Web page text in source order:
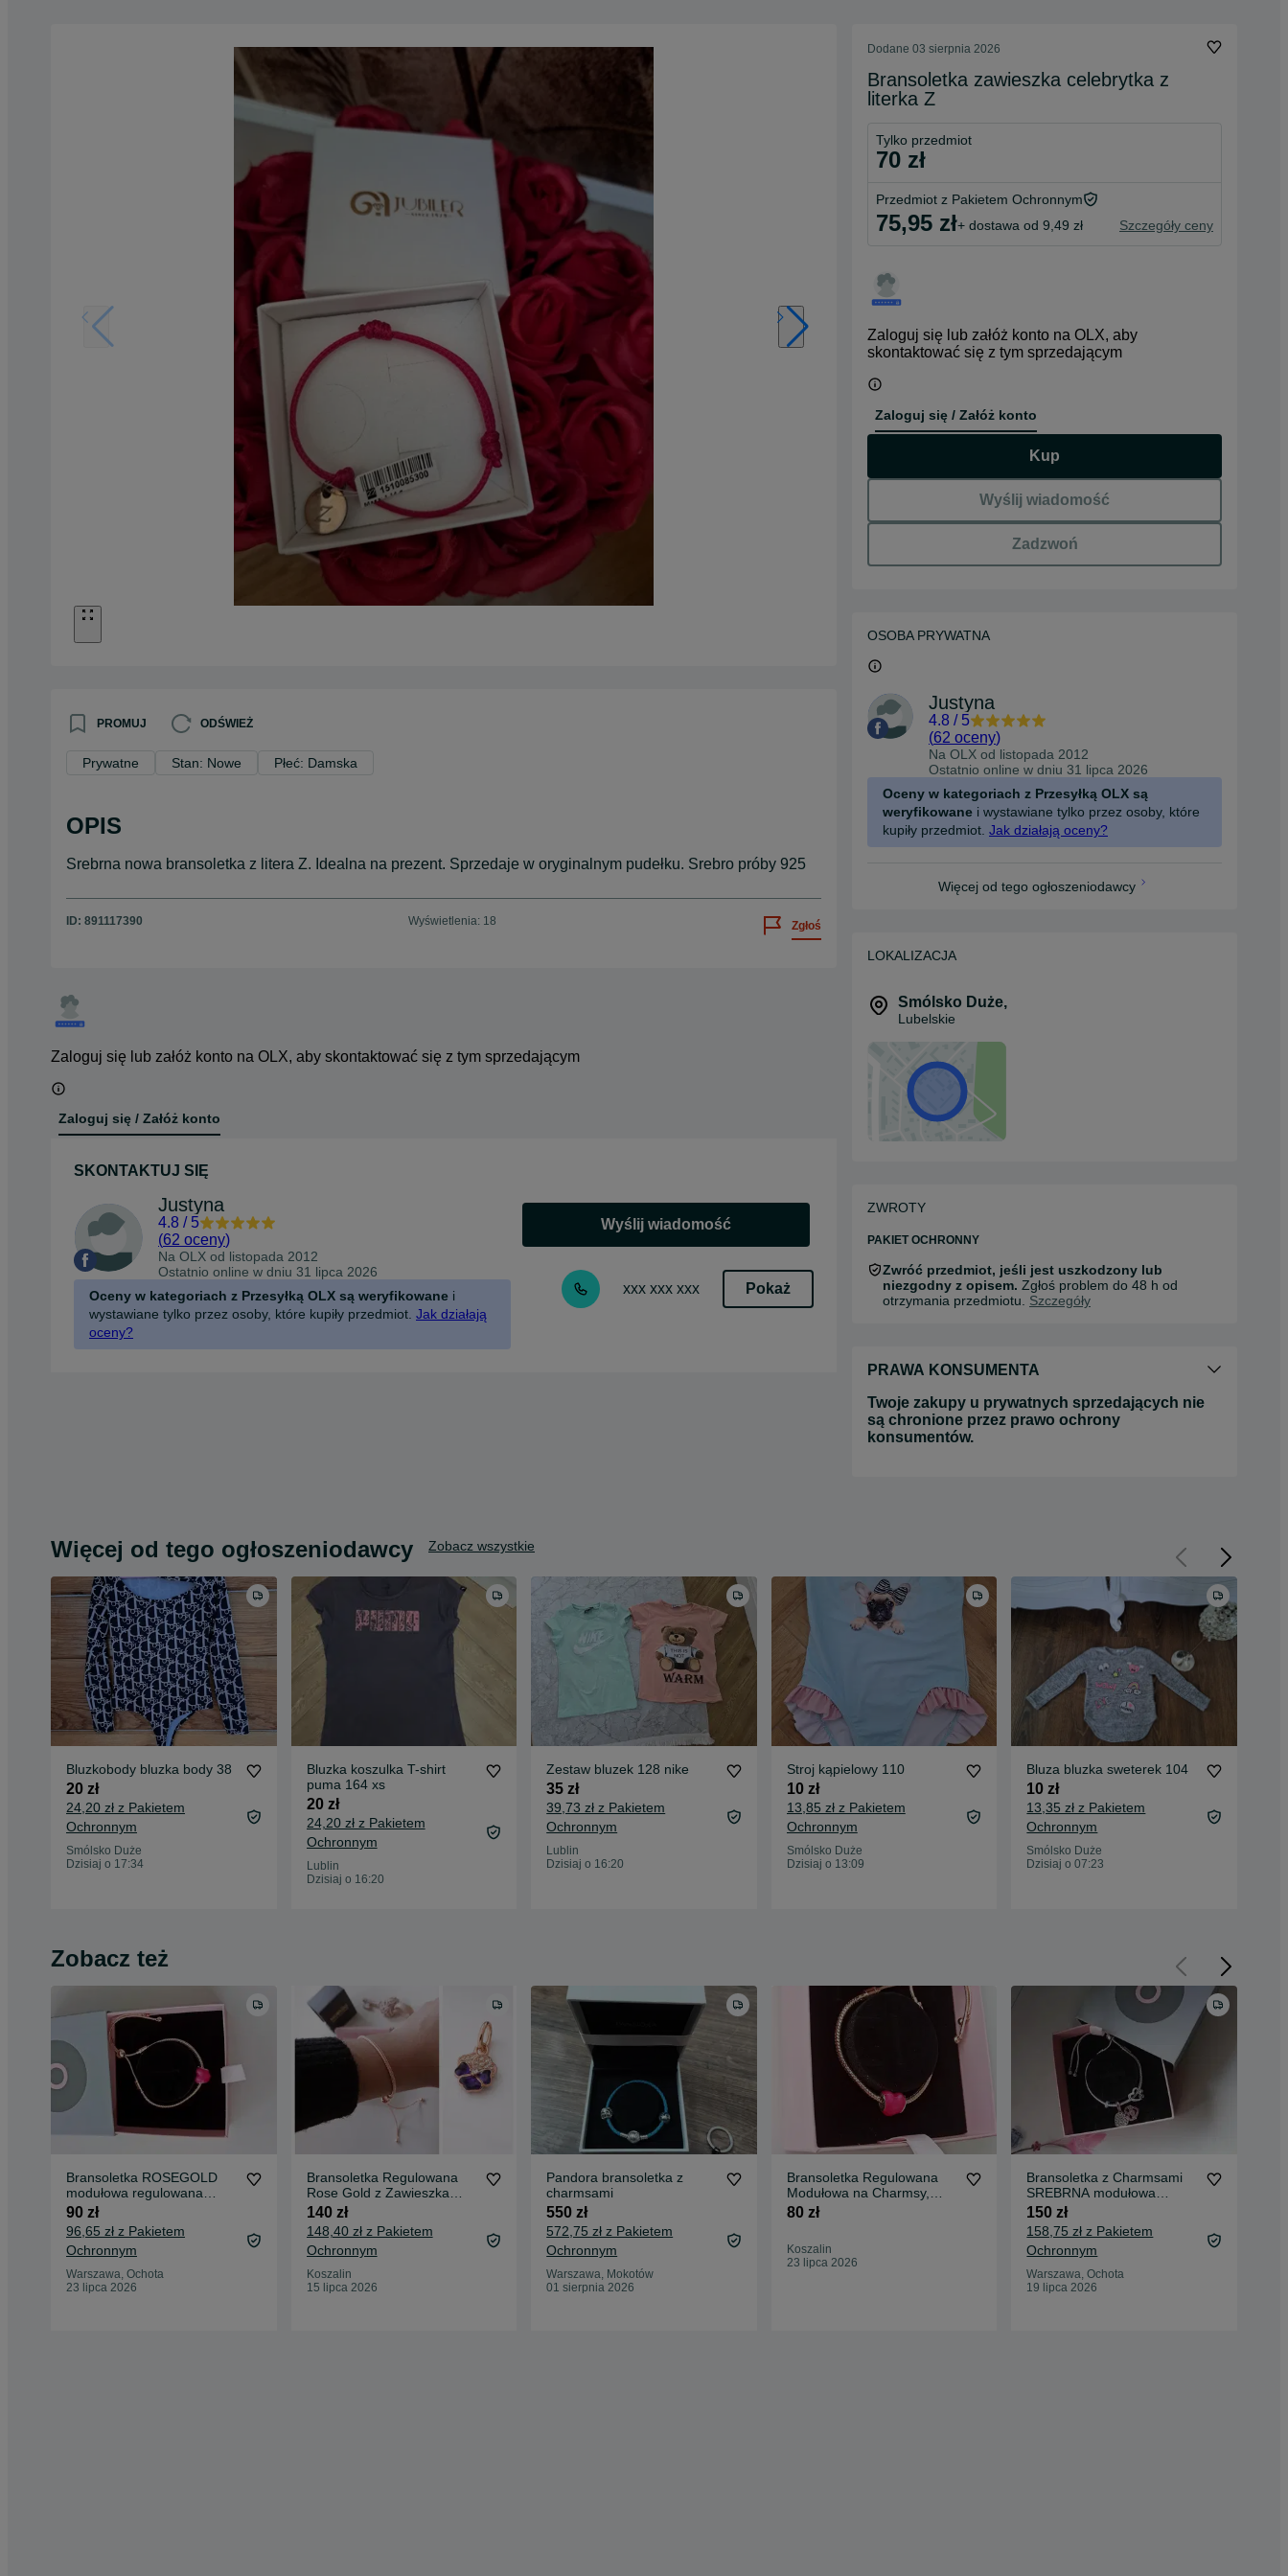
PROMUJ ODŚWIEŻ
Prywatne Stan: Nowe Płeć: Damska
OPIS
Srebrna nowa bransoletka z litera Z. Idealna na prezent. Sprzedaje w oryginalnym pudełku. Srebro próby 925
ID: 891117390 Wyświetlenia: 18 Zgłoś
Zaloguj się lub załóż konto na OLX, aby skontaktować się z tym sprzedającym
Zaloguj się / Załóż konto
SKONTAKTUJ SIĘ
Justyna
4.8 / 5
(62 oceny)
Na OLX od listopada 2012
Ostatnio online w dniu 31 lipca 2026
Oceny w kategoriach z Przesyłką OLX są weryfikowane i
wystawiane tylko przez osoby, które kupiły przedmiot. Jak działają
oceny?
Wyślij wiadomość
xxx xxx xxx Pokaż
Dodane 03 sierpnia 2026
Bransoletka zawieszka celebrytka z
literka Z
Tylko przedmiot
70 zł
Przedmiot z Pakietem Ochronnym
75,95 zł+ dostawa od 9,49 zł Szczegóły ceny
Zaloguj się lub załóż konto na OLX, aby
skontaktować się z tym sprzedającym
Zaloguj się / Załóż konto
Kup
Wyślij wiadomość
Zadzwoń
OSOBA PRYWATNA
Justyna
4.8 / 5
(62 oceny)
Na OLX od listopada 2012
Ostatnio online w dniu 31 lipca 2026
Oceny w kategoriach z Przesyłką OLX są
weryfikowane i wystawiane tylko przez osoby, które
kupiły przedmiot. Jak działają oceny?
Więcej od tego ogłoszeniodawcy
LOKALIZACJA
Smólsko Duże,
Lubelskie
ZWROTY
PAKIET OCHRONNY
Zwróć przedmiot, jeśli jest uszkodzony lub
niezgodny z opisem. Zgłoś problem do 48 h od
otrzymania przedmiotu. Szczegóły
PRAWA KONSUMENTA
Twoje zakupy u prywatnych sprzedających nie
są chronione przez prawo ochrony
konsumentów.
Więcej od tego ogłoszeniodawcy Zobacz wszystkie
Bluzkobody bluzka body 38
20 zł
24,20 zł z Pakietem
Ochronnym
Smólsko Duże
Dzisiaj o 17:34
Bluzka koszulka T-shirt
puma 164 xs
20 zł
24,20 zł z Pakietem
Ochronnym
Lublin
Dzisiaj o 16:20
Zestaw bluzek 128 nike
35 zł
39,73 zł z Pakietem
Ochronnym
Lublin
Dzisiaj o 16:20
Stroj kąpielowy 110
10 zł
13,85 zł z Pakietem
Ochronnym
Smólsko Duże
Dzisiaj o 13:09
Bluza bluzka sweterek 104
10 zł
13,35 zł z Pakietem
Ochronnym
Smólsko Duże
Dzisiaj o 07:23
Zobacz też
Bransoletka ROSEGOLD
modułowa regulowana
pandorka charmsy koralik
NOWA
90 zł
96,65 zł z Pakietem
Ochronnym
Warszawa, Ochota
23 lipca 2026
Bransoletka Regulowana
Rose Gold z Zawieszka
Fioletowy Bratek Pave
140 zł
148,40 zł z Pakietem
Ochronnym
Koszalin
15 lipca 2026
Pandora bransoletka z
charmsami
550 zł
572,75 zł z Pakietem
Ochronnym
Warszawa, Mokotów
01 sierpnia 2026
Bransoletka Regulowana
Modułowa na Charmsy,
Rose Gold • NA PREZENT •
80 zł
Koszalin
23 lipca 2026
Bransoletka z Charmsami
SREBRNA modułowa
regulowana pandorka
NOWA
150 zł
158,75 zł z Pakietem
Ochronnym
Warszawa, Ochota
19 lipca 2026